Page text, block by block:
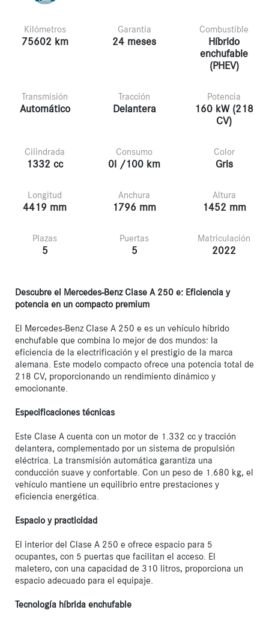
Kilómetros
75602 km
Garantía
24 meses
Combustible
Híbrido
enchufable
(PHEV)
Transmisión
Automático
Tracción
Delantera
Potencia
160 kW (218
CV)
Cilindrada
1332 cc
Consumo
0l /100 km
Color
Gris
Longitud
4419 mm
Anchura
1796 mm
Altura
1452 mm
Plazas
5
Puertas
5
Matriculación
2022
Descubre el Mercedes-Benz Clase A 250 e: Eficiencia y
potencia en un compacto premium
El Mercedes-Benz Clase A 250 e es un vehículo híbrido
enchufable que combina lo mejor de dos mundos: la
eficiencia de la electrificación y el prestigio de la marca
alemana. Este modelo compacto ofrece una potencia total de
218 CV, proporcionando un rendimiento dinámico y
emocionante.
Especificaciones técnicas
Este Clase A cuenta con un motor de 1.332 cc y tracción
delantera, complementado por un sistema de propulsión
eléctrica. La transmisión automática garantiza una
conducción suave y confortable. Con un peso de 1.680 kg, el
vehículo mantiene un equilibrio entre prestaciones y
eficiencia energética.
Espacio y practicidad
El interior del Clase A 250 e ofrece espacio para 5
ocupantes, con 5 puertas que facilitan el acceso. El
maletero, con una capacidad de 310 litros, proporciona un
espacio adecuado para el equipaje.
Tecnología híbrida enchufable